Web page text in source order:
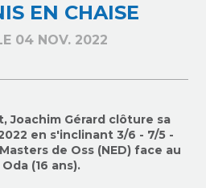
EN CHAISE
04 NOV. 2022
Joachim Gérard clôture sa
en s'inclinant 3/6 - 7/5 -
de Oss (NED) face au
(16 ans).